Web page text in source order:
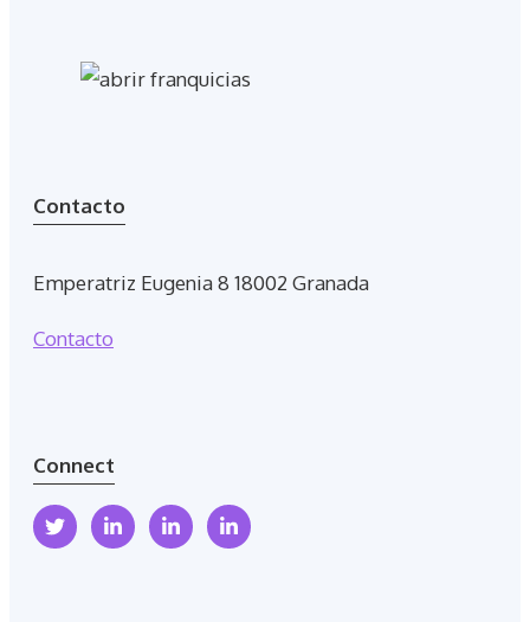
Contacto
Emperatriz Eugenia 8 18002 Granada
Contacto
Connect